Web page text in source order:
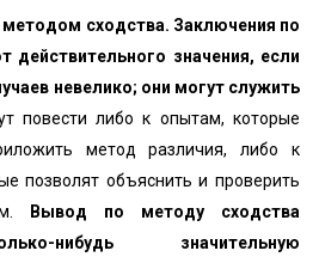
методом сходства. Заключения по
значения, если
невелико; они могут служить
повести либо к опытам, которые
метод различия, либо к
позволят объяснить и проверить
Вывод по методу сходства
нибудь значительную